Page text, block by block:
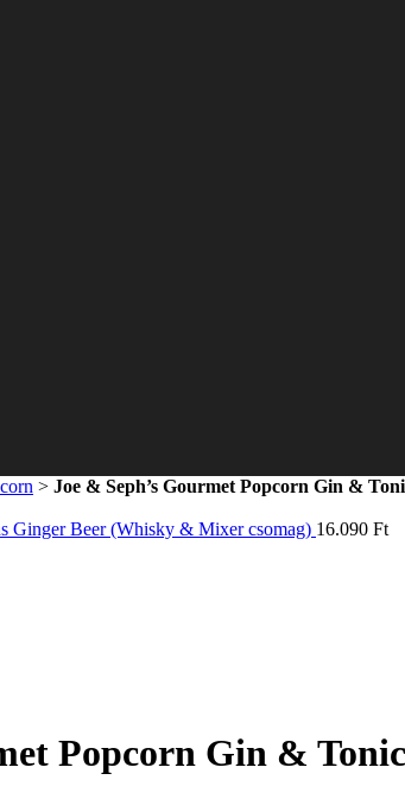
> Joe & Seph’s Gourmet Popcorn Gin &
Ginger Beer (Whisky & Mixer csomag) 16.090 Ft
Popcorn Gin &